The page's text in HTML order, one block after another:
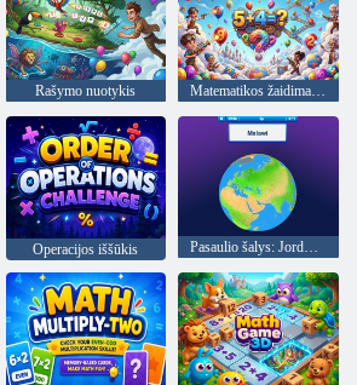
Rašymo nuotykis Matematikos žaidimas balionu
Operacijos iššūkis Pasaulio šalys: JordGlobe geografija